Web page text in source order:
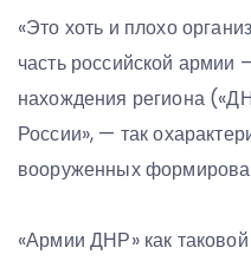
«Это хоть и плохо
часть российской
нахождения региона
России», — так
вооруженных
«Армии ДНР» как